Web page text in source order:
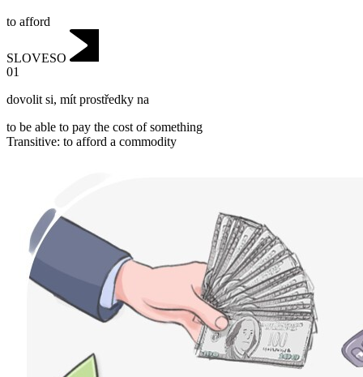
to afford
SLOVESO
01
dovolit si, mít prostředky na
to be able to pay the cost of something
Transitive: to afford a commodity